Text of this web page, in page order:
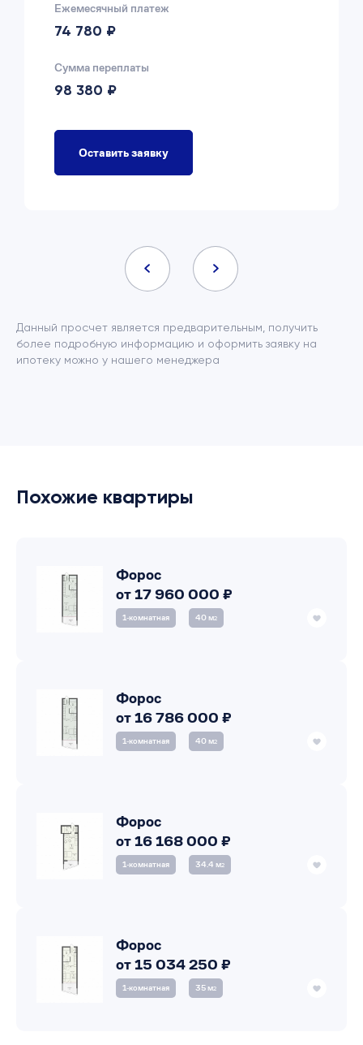
Ежемесячный платеж
74 780 ₽
Сумма переплаты
98 380 ₽
Оставить заявку
Данный просчет является предварительным, получить
более подробную информацию и оформить заявку на
ипотеку можно у нашего менеджера
Похожие квартиры
Форос
от 17 960 000 ₽
1‑комнатная 40 м2
Форос
от 16 786 000 ₽
1‑комнатная 40 м2
Форос
от 16 168 000 ₽
1‑комнатная 34.4 м2
Форос
от 15 034 250 ₽
1‑комнатная 35 м2